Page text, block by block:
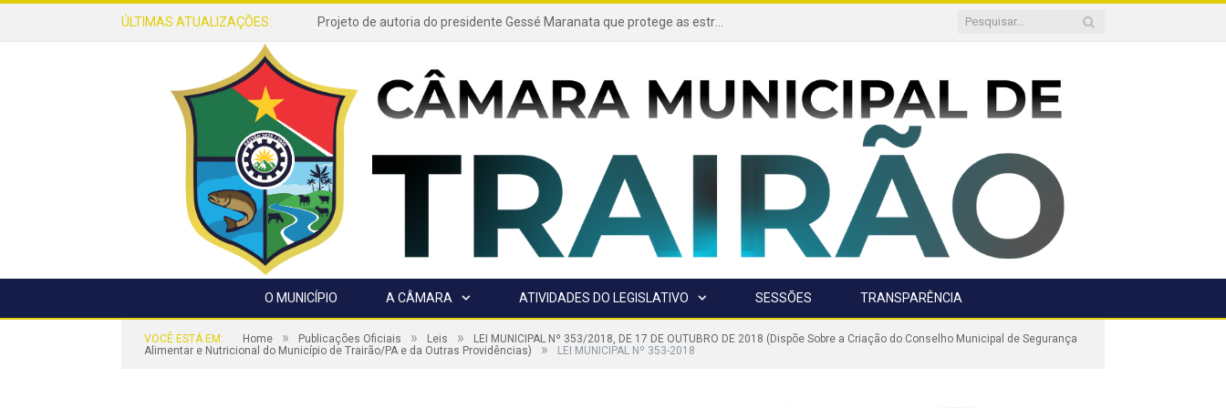
ÚLTIMAS ATUALIZAÇÕES: Projeto de autoria do presidente Gessé Maranata que protege as estradas vicinais de Trairão é transformado em lei
O MUNICÍPIO A CÂMARA ATIVIDADES DO LEGISLATIVO SESSÕES TRANSPARÊNCIA
VOCÊ ESTÁ EM: Home » Publicações Oficiais » Leis »
LEI MUNICIPAL Nº 353/2018, DE 17 DE OUTUBRO DE 2018 (Dispõe Sobre a Criação do Conselho Municipal de Segurança
Alimentar e Nutricional do Município de Trairão/PA e da Outras Providências)
» LEI MUNICIPAL Nº 353-2018